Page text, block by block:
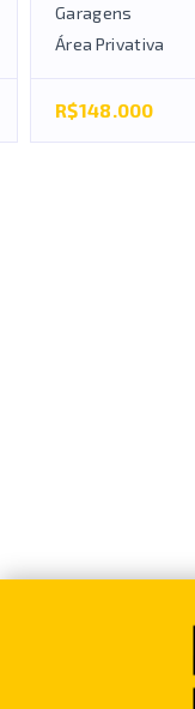
Garagens
Área Privativa
R$148.000